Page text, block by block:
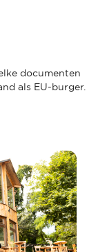
documenten
als EU-burger.